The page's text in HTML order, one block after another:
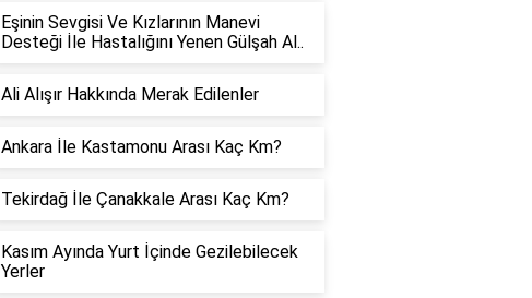
Eşinin Sevgisi Ve Kızlarının Manevi
Desteği İle Hastalığını Yenen Gülşah Al..
Ali Alışır Hakkında Merak Edilenler
Ankara İle Kastamonu Arası Kaç Km?
Tekirdağ İle Çanakkale Arası Kaç Km?
Kasım Ayında Yurt İçinde Gezilebilecek
Yerler